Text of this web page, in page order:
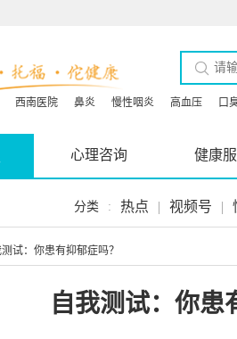
西南医院 鼻炎 慢性咽炎 高血压 口
心理咨询 健康
分类 : 热点 | 视频号 |
试：你患有抑郁症吗？
自我测试：你患